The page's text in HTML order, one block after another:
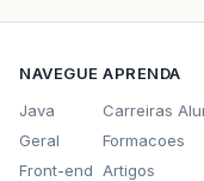
NAVEGUE
Java
Geral
Front-end
APRENDA
Carreiras
Formacoes
Artigos